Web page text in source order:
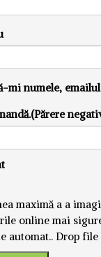
mi numele,
maximă a a
online mai
automat.. Drop file